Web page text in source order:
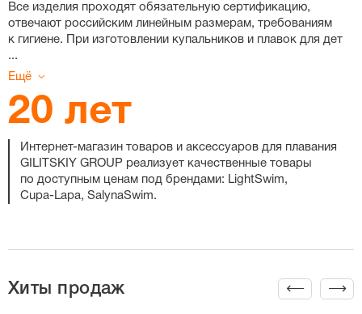
Все изделия проходят обязательную сертификацию,
отвечают российским линейным размерам, требованиям
к гигиене. При изготовлении купальников и плавок для дет
...
Ещё
20 лет
Интернет-магазин товаров и аксессуаров для плавания
GILITSKIY GROUP реализует качественные товары
по доступным ценам под брендами: LightSwim,
Cupa-Lapa, SalynaSwim.
Хиты продаж